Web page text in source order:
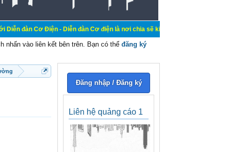
Điện - Diễn đàn Cơ điện là nơi chia sẽ kiến thức kinh nghiệm trong lãnh vực cơ
nhấn vào liên kết bên trên. Bạn có thể đăng ký
Đăng nhập / Đăng ký
Liên hệ quảng cáo 1